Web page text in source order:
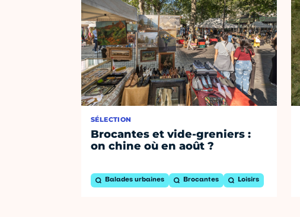
SÉLECTION
Brocantes et vide-greniers :
on chine où en août ?
Balades urbaines Brocantes Loisirs